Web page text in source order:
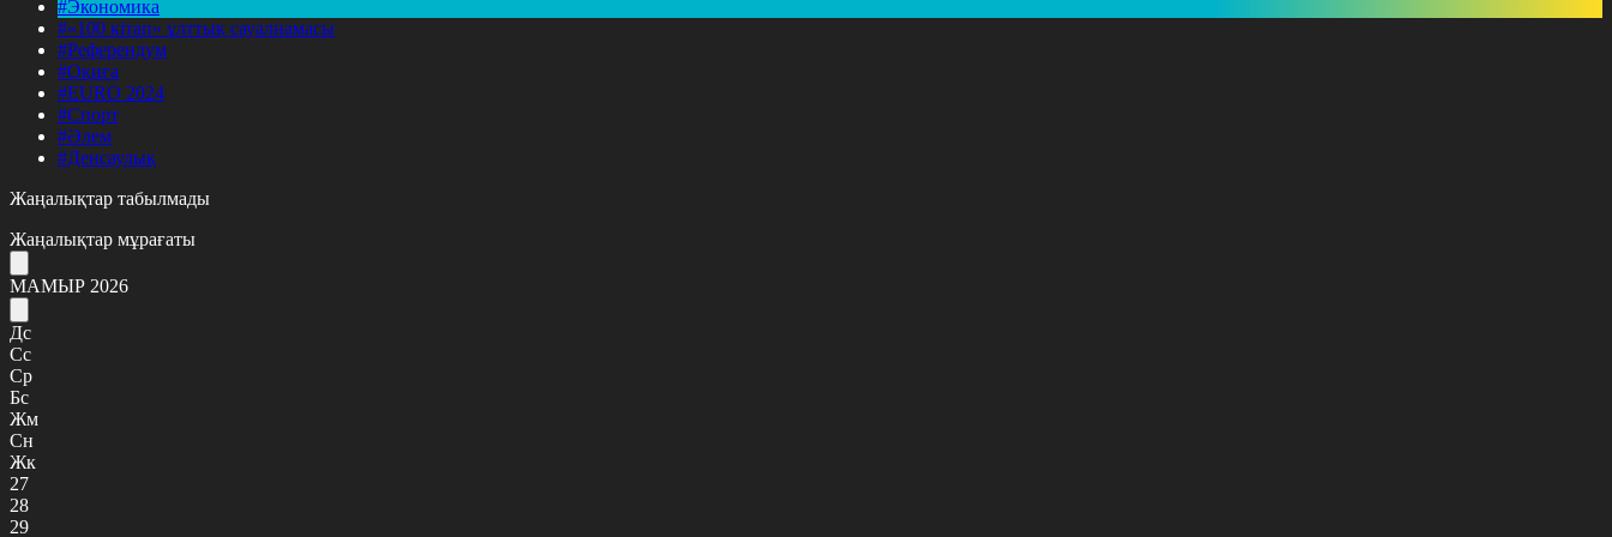
#Экономика
#«100 кітап» ұлттық сауалнамасы
#Референдум
#Оқиға
#EURO 2024
#Спорт
#Әлем
#Денсаулық
Жаңалықтар табылмады
Жаңалықтар мұрағаты
МАМЫР 2026
Дс
Сс
Ср
Бс
Жм
Сн
Жк
27
28
29